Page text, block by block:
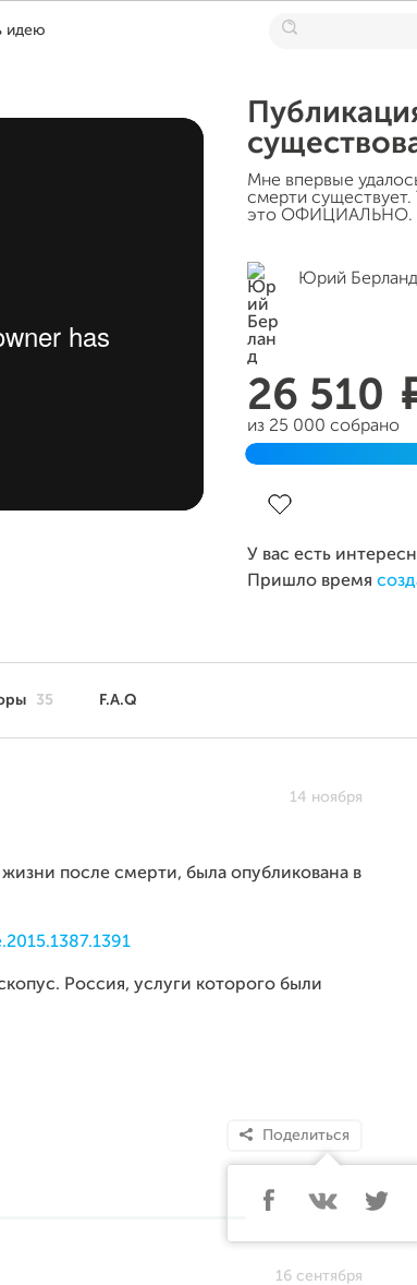
идею
Мне впервые
смерти существует.
это ОФИЦИАЛЬНО.
Юрий Берланд
26 510
из 25 000 собрано
У вас есть
Пришло время
35 F.A.Q
14 ноября
после смерти, была опубликована в
Россия, услуги которого были
Поделиться
16 сентября